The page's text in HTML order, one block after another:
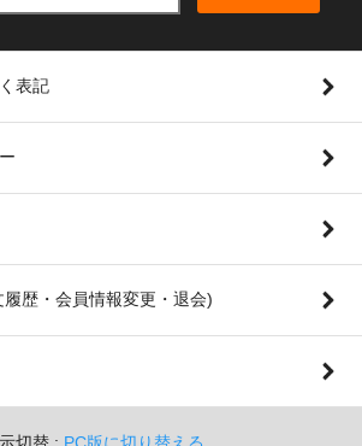
表記
歴・会員情報変更・退会)
切替 : PC版に切り替える